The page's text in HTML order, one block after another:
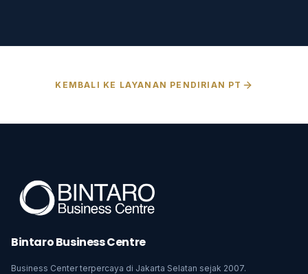
KEMBALI KE LAYANAN PENDIRIAN PT
Bintaro Business Centre
Business Center terpercaya di Jakarta Selatan sejak 2007.